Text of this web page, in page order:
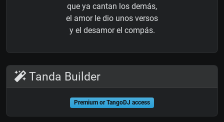
que ya cantan los demás,
el amor le dio unos versos
y el desamor el compás.
Tanda Builder
Premium or TangoDJ access